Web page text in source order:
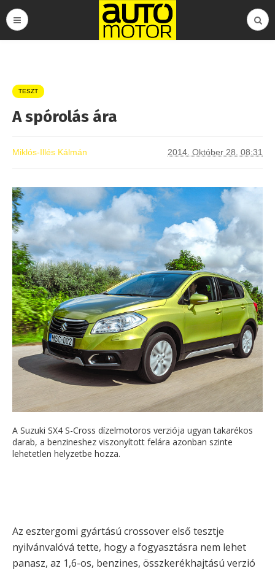
TESZT
A spórolás ára
Miklós-Illés Kálmán 2014. Október 28. 08:31
A Suzuki SX4 S-Cross dízelmotoros verziója ugyan takarékos
darab, a benzineshez viszonyított felára azonban szinte
lehetetlen helyzetbe hozza.
Az esztergomi gyártású crossover első tesztje
nyilvánvalóvá tette, hogy a fogyasztásra nem lehet
panasz, az 1,6-os, benzines, összkerékhajtású verzió